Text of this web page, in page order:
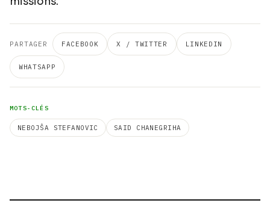
PARTAGER FACEBOOK X / TWITTER LINKEDIN
WHATSAPP
MOTS-CLÉS
NEBOJŜA STEFANOVIC SAID CHANEGRIHA